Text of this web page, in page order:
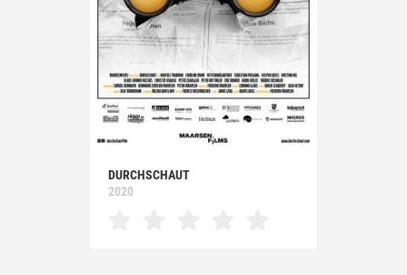
DURCHSCHAUT
2020